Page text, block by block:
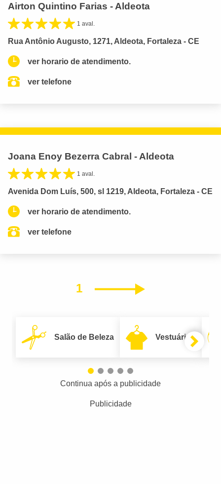
Airton Quintino Farias - Aldeota
1 aval.
Rua Antônio Augusto, 1271, Aldeota, Fortaleza - CE
ver horario de atendimento.
ver telefone
Joana Enoy Bezerra Cabral - Aldeota
1 aval.
Avenida Dom Luís, 500, sl 1219, Aldeota, Fortaleza - CE
ver horario de atendimento.
ver telefone
1 Próximo
Salão de Beleza Vestuário
Continua após a publicidade
Publicidade